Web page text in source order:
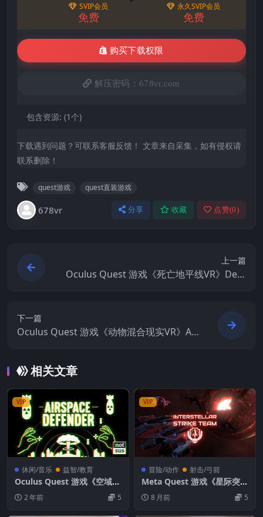
SVIP会员
免费
永久SVIP会员
免费
购买下载权限
解压密码：678vr.com
包含资源: (1个)
下载遇到问题？可联系客服反馈！ 文章来自采集，如有侵权请
联系删除！
quest游戏 quest直装游戏
678vr 分享 收藏 点赞(0)
上一篇
Oculus Quest 游戏《死亡地平线VR》Deat
下一篇
Oculus Quest 游戏《动物混合现实VR》An
相关文章
VIP
休闲/音乐 益智/教育
Oculus Quest 游戏《空域卫
士》Airspace Defender
2 年前 5
VIP
冒险/动作 射击/弓箭
Meta Quest 游戏《星际突击
队VR》Interstellar Strike T
eam VR
8 月前 5